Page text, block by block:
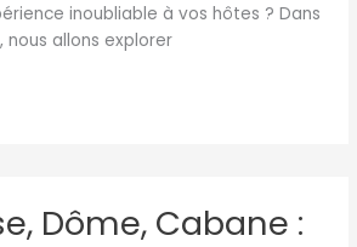
inoubliable à vos hôtes ? Dans
allons explorer
Dôme, Cabane :